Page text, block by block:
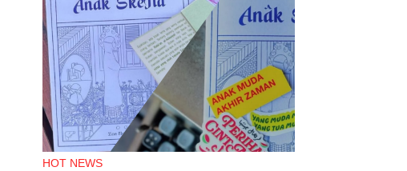
HOT NEWS